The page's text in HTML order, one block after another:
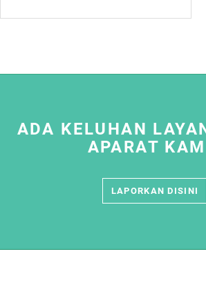
ADA KELUHAN
APARAT
LAPORKAN DISINI